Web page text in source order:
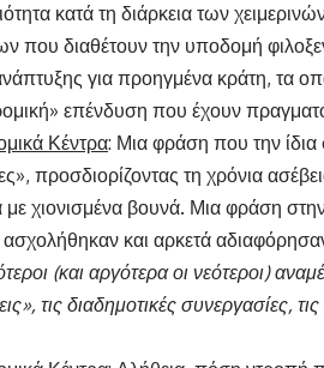
κατά τη διάρκεια των
που διαθέτουν την υποδομή
για προηγμένα κράτη, τα
επένδυση που έχουν
Κέντρα: Μια φράση που την ίδια
προσδιορίζοντας τη χρόνια
χιονισμένα βουνά. Μια φράση
ασχολήθηκαν και αρκετά
(και αργότερα οι νεότεροι)
τις διαδημοτικές συνεργασίες,